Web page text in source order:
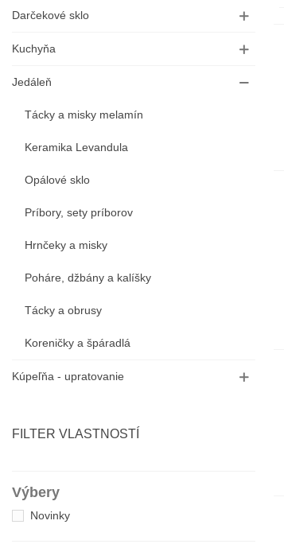
Darčekové sklo
Kuchyňa
Jedáleň
Tácky a misky melamín
Keramika Levandula
Opálové sklo
Príbory, sety príborov
Hrnčeky a misky
Poháre, džbány a kalíšky
Tácky a obrusy
Koreničky a špáradlá
Kúpeľňa - upratovanie
FILTER VLASTNOSTÍ
Výbery
Novinky